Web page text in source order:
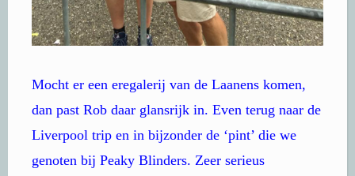
Mocht er een eregalerij van de Laanens komen,
dan past Rob daar glansrijk in. Even terug naar de
Liverpool trip en in bijzonder de ‘pint’ die we
genoten bij Peaky Blinders. Zeer serieus